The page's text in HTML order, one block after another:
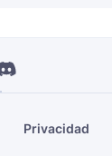
Privacidad